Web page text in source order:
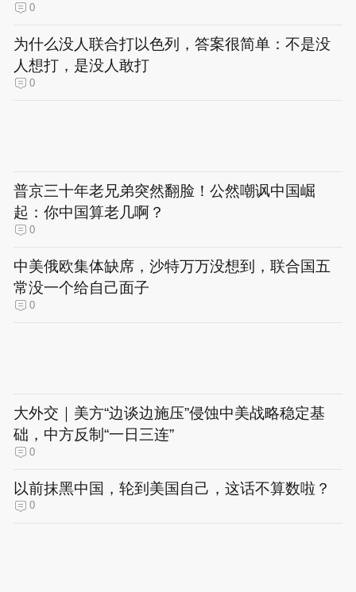
0
为什么没人联合打以色列，答案很简单：不是没
人想打，是没人敢打
0
普京三十年老兄弟突然翻脸！公然嘲讽中国崛
起：你中国算老几啊？
0
中美俄欧集体缺席，沙特万万没想到，联合国五
常没一个给自己面子
0
大外交｜美方“边谈边施压”侵蚀中美战略稳定基
础，中方反制“一日三连”
0
以前抹黑中国，轮到美国自己，这话不算数啦？
0